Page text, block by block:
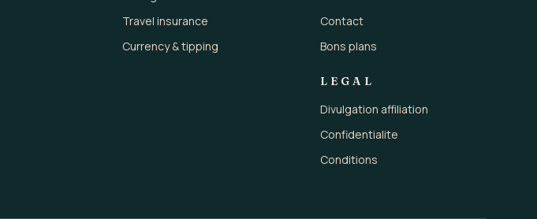
Travel insurance
Currency & tipping
Contact
Bons plans
LEGAL
Divulgation affiliation
Confidentialite
Conditions